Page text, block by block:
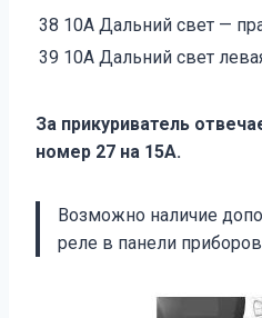
38 10А Дальний свет —
39 10А Дальний свет
За прикуриватель
номер 27 на 15А.
Возможно наличие
реле в панели